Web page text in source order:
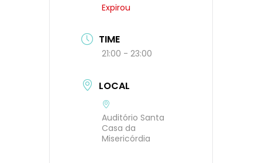
Expirou
TIME
21:00 - 23:00
LOCAL
Auditório Santa
Casa da
Misericórdia